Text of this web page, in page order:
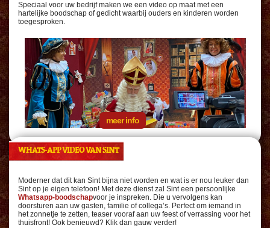
Speciaal voor uw bedrijf maken we een video op maat met een
hartelijke boodschap of gedicht waarbij ouders en kinderen worden
toegesproken.
meer info
WHATS-APP VIDEO VAN SINT
Moderner dat dit kan Sint bijna niet worden en wat is er nou leuker dan
Sint op je eigen telefoon! Met deze dienst zal Sint een persoonlijke
Whatsapp-boodschapvoor je inspreken. Die u vervolgens kan
doorsturen aan uw gasten, familie of collega’s. Perfect om iemand in
het zonnetje te zetten, teaser vooraf aan uw feest of verrassing voor het
thuisfront! Ook benieuwd? Klik dan gauw verder!